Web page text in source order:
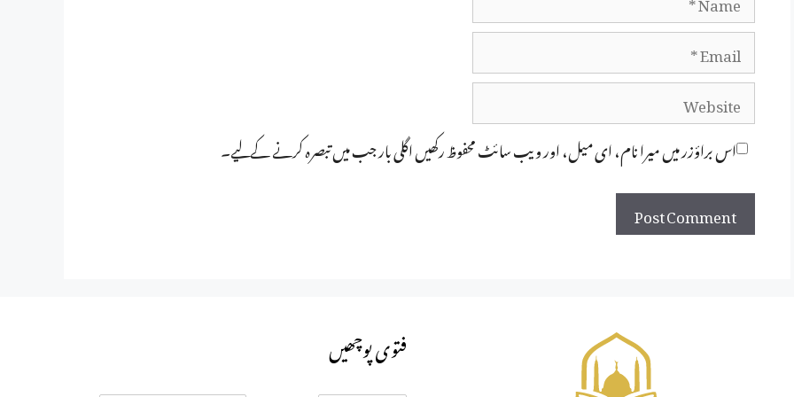
Email
Website
اس براؤزر میں میرا نام، ای میل، اور ویب سائٹ محفوظ رکھیں اگلی بار جب میں تبصرہ کرنے کےلیے۔
فتوی پوچھیں